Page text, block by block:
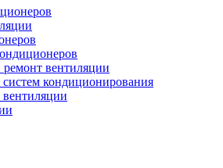
вентиляции
кондиционирования